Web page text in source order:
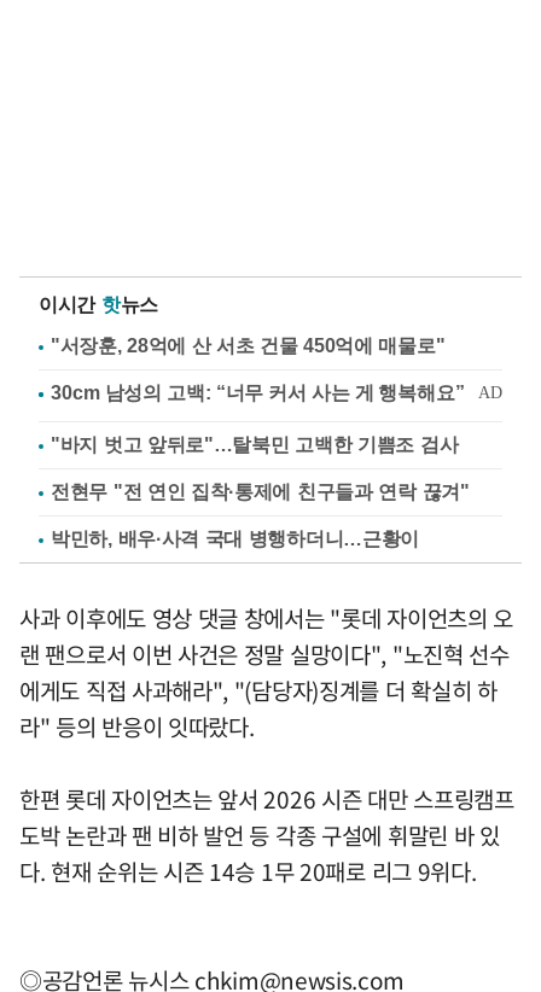
이시간 핫뉴스
"서장훈, 28억에 산 서초 건물 450억에 매물로"
"바지 벗고 앞뒤로"…탈북민 고백한 기쁨조 검사
전현무 "전 연인 집착·통제에 친구들과 연락 끊겨"
박민하, 배우·사격 국대 병행하더니…근황이
사과 이후에도 영상 댓글 창에서는 "롯데 자이언츠의 오
랜 팬으로서 이번 사건은 정말 실망이다", "노진혁 선수
에게도 직접 사과해라", "(담당자)징계를 더 확실히 하
라" 등의 반응이 잇따랐다.
한편 롯데 자이언츠는 앞서 2026 시즌 대만 스프링캠프
도박 논란과 팬 비하 발언 등 각종 구설에 휘말린 바 있
다. 현재 순위는 시즌 14승 1무 20패로 리그 9위다.
◎공감언론 뉴시스chkim@newsis.com